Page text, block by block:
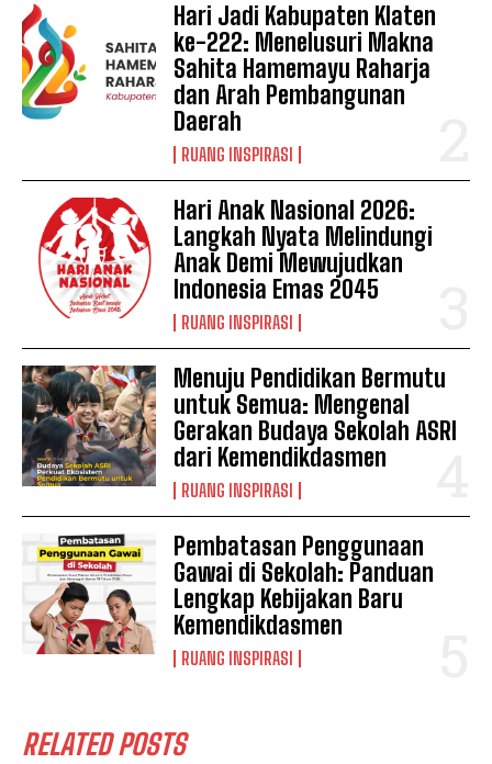
Hari Jadi Kabupaten Klaten
ke-222: Menelusuri Makna
Sahita Hamemayu Raharja
dan Arah Pembangunan
Daerah
RUANG INSPIRASI
Hari Anak Nasional 2026:
Langkah Nyata Melindungi
Anak Demi Mewujudkan
Indonesia Emas 2045
RUANG INSPIRASI
Menuju Pendidikan Bermutu
untuk Semua: Mengenal
Gerakan Budaya Sekolah ASRI
dari Kemendikdasmen
RUANG INSPIRASI
Pembatasan Penggunaan
Gawai di Sekolah: Panduan
Lengkap Kebijakan Baru
Kemendikdasmen
RUANG INSPIRASI
RELATED POSTS